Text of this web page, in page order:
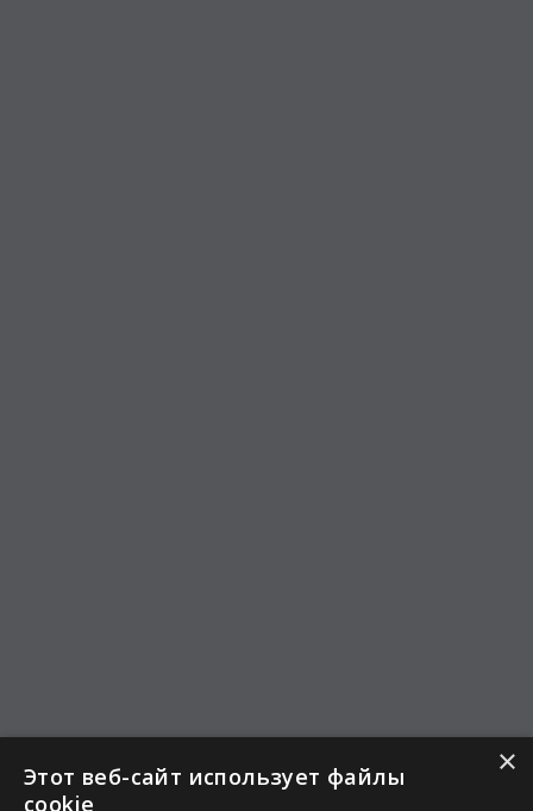
×
Этот веб-сайт использует файлы
cookie